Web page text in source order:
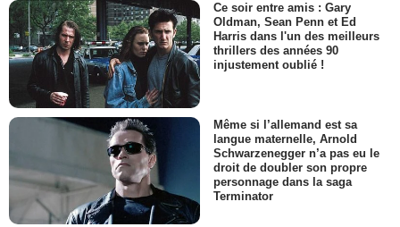
Ce soir entre amis : Gary
Oldman, Sean Penn et Ed
Harris dans l'un des meilleurs
thrillers des années 90
injustement oublié !
Même si l’allemand est sa
langue maternelle, Arnold
Schwarzenegger n’a pas eu le
droit de doubler son propre
personnage dans la saga
Terminator